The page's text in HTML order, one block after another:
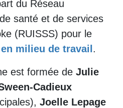
du Réseau
santé et de services
(RUISSS) pour le
en milieu de travail.
est formée de Julie
Cadieux
Joelle Lepage